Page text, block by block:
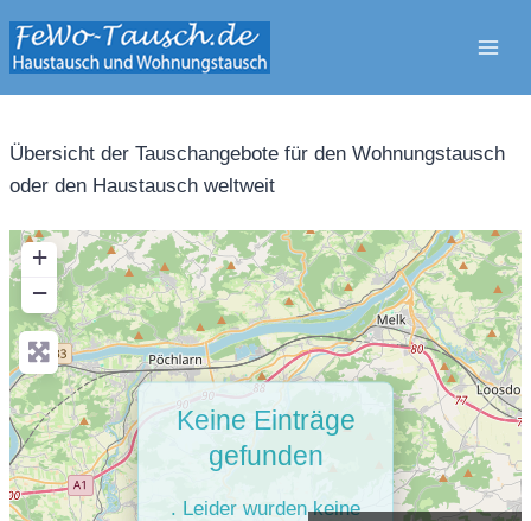
Inhalt
springen
Übersicht der Tauschangebote für den Wohnungstausch
oder den Haustausch weltweit
+
−
Keine Einträge
gefunden
. Leider wurden keine